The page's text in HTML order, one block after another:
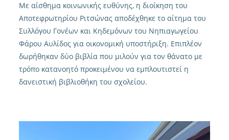
Με αίσθημα κοινωνικής ευθύνης, η διοίκηση του
Αποτεφρωτηρίου Ριτσώνας αποδέχθηκε το αίτημα του
Συλλόγου Γονέων και Κηδεμόνων του Νηπιαγωγείου
Φάρου Αυλίδος για οικονομική υποστήριξη. Επιπλέον
δωρήθηκαν δύο βιβλία που μιλούν για τον θάνατο με
τρόπο κατανοητό προκειμένου να εμπλουτιστεί η
δανειστική βιβλιοθήκη του σχολείου.